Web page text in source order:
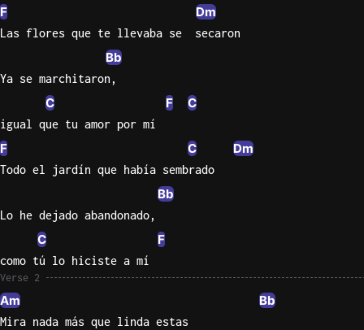
Mraz
F Dm
Las flores que te llevaba se  secaron
Bb
Ya se marchitaron,
C F C
igual que tu amor por mí
F C Dm
Todo el jardín que había sembrado
Bb
Lo he dejado abandonado,
C F
como tú lo hiciste a mí
Verse 2
Am Bb
Mira nada más que linda estas